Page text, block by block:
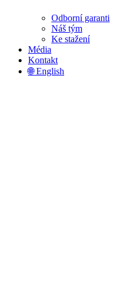
Odborní garanti
Náš tým
Ke stažení
Média
Kontakt
🌐 English